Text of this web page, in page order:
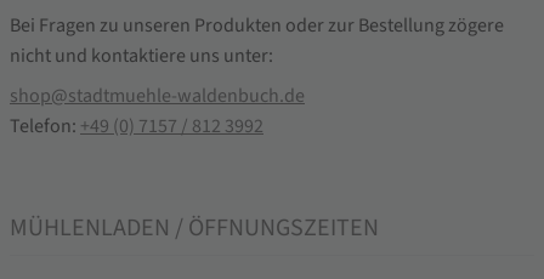
Bei Fragen zu unseren Produkten oder zur Bestellung zögere
nicht und kontaktiere uns unter:
shop@stadtmuehle-waldenbuch.de
Telefon: +49 (0) 7157 / 812 3992
MÜHLENLADEN / ÖFFNUNGSZEITEN